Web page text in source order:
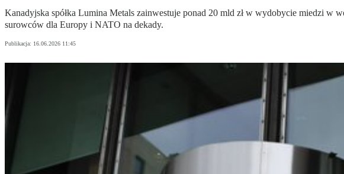
Kanadyjska spółka Lumina Metals zainwestuje ponad 20 mld zł w wydobycie miedzi
surowców dla Europy i NATO na dekady.
Publikacja: 16.06.2026 11:45